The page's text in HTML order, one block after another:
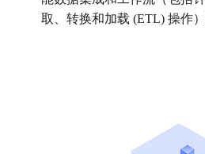
取、转换和加载 (ETL) 操作